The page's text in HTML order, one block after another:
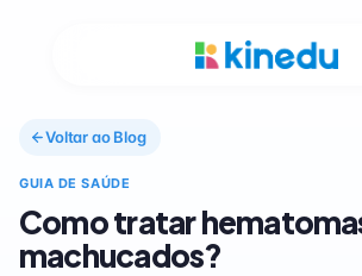
Voltar ao Blog
GUIA DE SAÚDE
Como tratar
machucados?